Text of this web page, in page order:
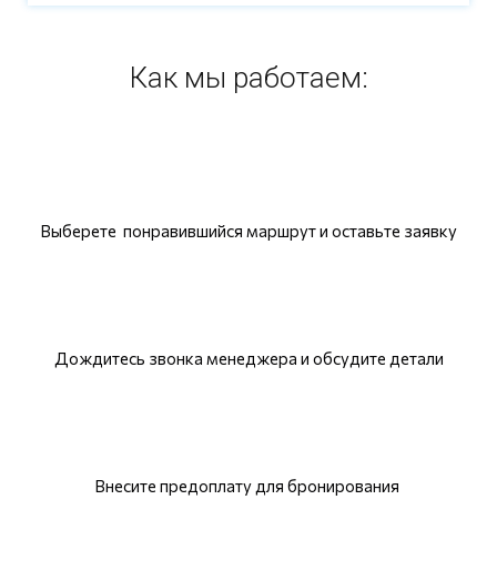
Как мы работаем:
Выберете понравившийся маршрут и оставьте заявку
Дождитесь звонка менеджера и обсудите детали
Внесите предоплату для бронирования